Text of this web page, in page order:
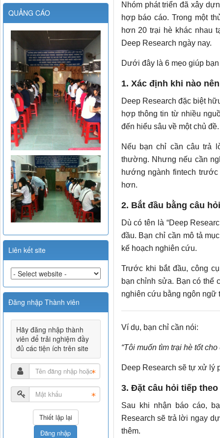
Nhóm phát triển đã xây
hợp báo cáo. Trong một
hơn 20 trại hè khác nhau
Deep Research ngày nay.
Dưới đây là 6 mẹo giúp
1. Xác định khi nào
Deep Research đặc biệt
hợp thông tin từ nhiều
đến hiểu sâu về một chủ đề.
Nếu bạn chỉ cần câu trả
thường. Nhưng nếu cần
hướng ngành fintech
hơn.
2. Bắt đầu bằng câu
Dù có tên là “Deep
đầu. Bạn chỉ cần mô tả
kế hoạch nghiên cứu.
Trước khi bắt đầu, công
bạn chỉnh sửa. Bạn có thể
nghiên cứu bằng ngôn ngữ
Ví dụ, bạn chỉ cần nói:
“Tôi muốn tìm trại hè tốt
Deep Research sẽ tự xử lý
3. Đặt câu hỏi tiếp
Sau khi nhận báo cáo,
Research sẽ trả lời ngay
thêm.
QUẢNG CÁO
Liên kết site
Đăng nhập Thành viên
Hãy đăng nhập thành
viên để trải nghiệm đầy
đủ các tiện ích trên site
Đăng nhập